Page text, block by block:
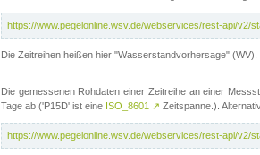
https://www.pegelonline.wsv.de/webservices/rest-api/v2/
Die Zeitreihen heißen hier "Wasserstandvorhersage" (WV).
Die gemessenen Rohdaten einer Zeitreihe an einer
Tage ab ('P15D' ist eine ISO_8601 ↗ Zeitspanne.).
https://www.pegelonline.wsv.de/webservices/rest-api/v2/